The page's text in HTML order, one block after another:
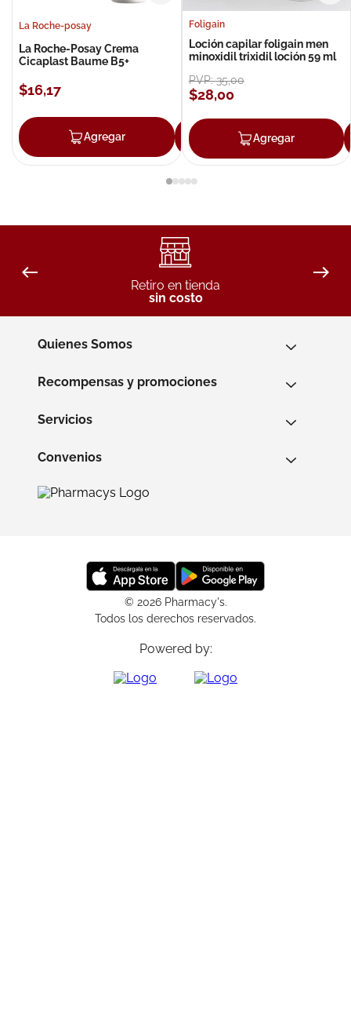
La Roche-posay
La Roche-Posay Crema
Cicaplast Baume B5+
$16,17
Agregar Agregar
Foligain
Loción capilar foligain men
minoxidil trixidil loción 59 ml
PVP:35,00
$28,00
Agregar
Retiro en tienda
sin costo
Quienes Somos
Recompensas y promociones
Servicios
Convenios
© 2026 Pharmacy's.
Todos los derechos reservados.
Powered by: